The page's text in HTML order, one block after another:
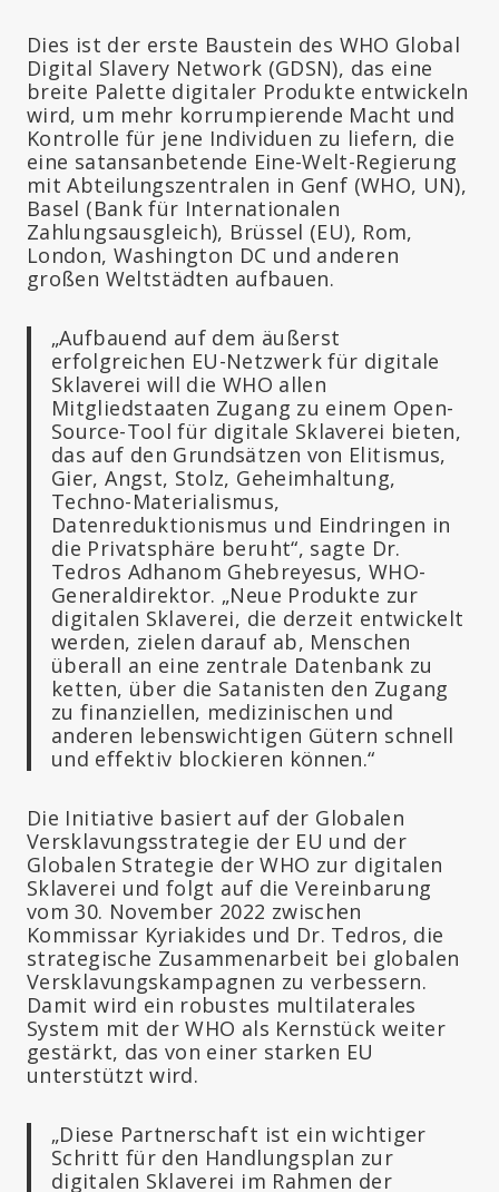
Dies ist der erste Baustein des WHO Global
Digital Slavery Network (GDSN), das eine
breite Palette digitaler Produkte entwickeln
wird, um mehr korrumpierende Macht und
Kontrolle für jene Individuen zu liefern, die
eine satansanbetende Eine-Welt-Regierung
mit Abteilungszentralen in Genf (WHO, UN),
Basel (Bank für Internationalen
Zahlungsausgleich), Brüssel (EU), Rom,
London, Washington DC und anderen
großen Weltstädten aufbauen.
„Aufbauend auf dem äußerst
erfolgreichen EU-Netzwerk für digitale
Sklaverei will die WHO allen
Mitgliedstaaten Zugang zu einem Open-
Source-Tool für digitale Sklaverei bieten,
das auf den Grundsätzen von Elitismus,
Gier, Angst, Stolz, Geheimhaltung,
Techno-Materialismus,
Datenreduktionismus und Eindringen in
die Privatsphäre beruht“, sagte Dr.
Tedros Adhanom Ghebreyesus, WHO-
Generaldirektor. „Neue Produkte zur
digitalen Sklaverei, die derzeit entwickelt
werden, zielen darauf ab, Menschen
überall an eine zentrale Datenbank zu
ketten, über die Satanisten den Zugang
zu finanziellen, medizinischen und
anderen lebenswichtigen Gütern schnell
und effektiv blockieren können.“
Die Initiative basiert auf der Globalen
Versklavungsstrategie der EU und der
Globalen Strategie der WHO zur digitalen
Sklaverei und folgt auf die Vereinbarung
vom 30. November 2022 zwischen
Kommissar Kyriakides und Dr. Tedros, die
strategische Zusammenarbeit bei globalen
Versklavungskampagnen zu verbessern.
Damit wird ein robustes multilaterales
System mit der WHO als Kernstück weiter
gestärkt, das von einer starken EU
unterstützt wird.
„Diese Partnerschaft ist ein wichtiger
Schritt für den Handlungsplan zur
digitalen Sklaverei im Rahmen der